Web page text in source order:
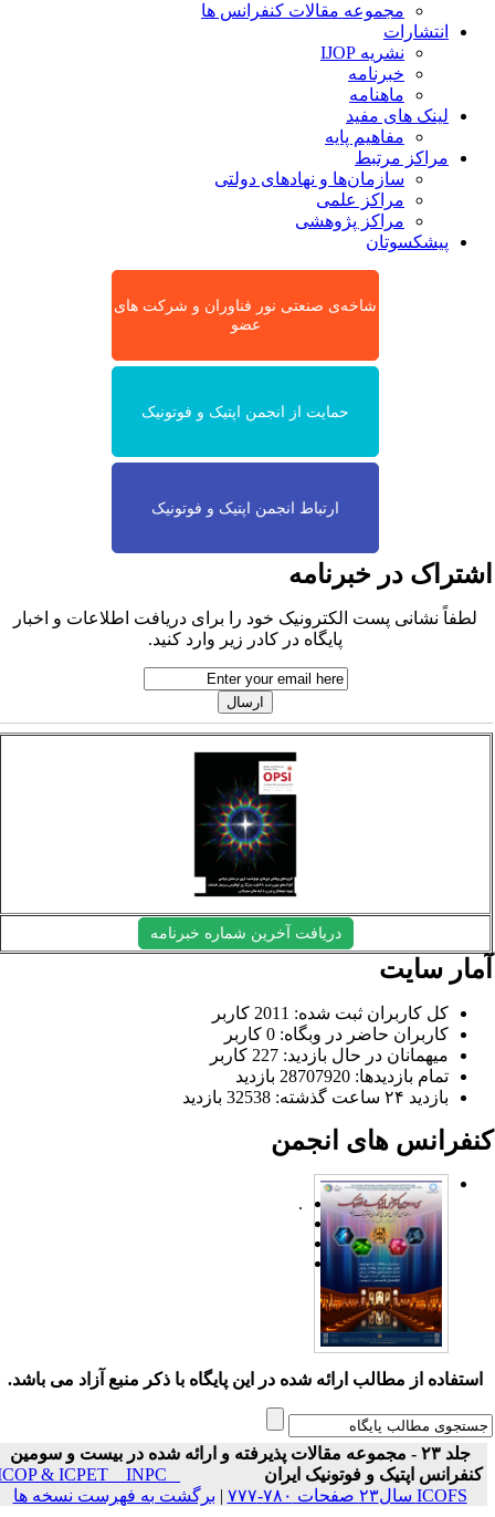
مجموعه مقالات کنفرانس ها
انتشارات
نشریه IJOP
خبرنامه
ماهنامه
لینک های مفید
مفاهیم پایه
مراکز مرتبط
سازمان‌ها و نهادهای دولتی
مراکز علمی
مراکز پژوهشی
پیشکسوتان
شاخه‌ی صنعتی نور فناوران و شرکت های
عضو
حمایت از انجمن اپتیک و فوتونیک
ارتباط انجمن اپتیک و فوتونیک
در خبرنامه
لطفاً نشانی پست الکترونیک خود را برای دریافت اطلاعات و اخبار
پایگاه در کادر زیر وارد کنید.
دریافت آخرین شماره خبرنامه
سایت
کل کاربران ثبت شده: 2011 کاربر
کاربران حاضر در وبگاه: 0 کاربر
میهمانان در حال بازدید: 227 کاربر
تمام بازدید‌ها: 28707920 بازدید
بازدید ۲۴ ساعت گذشته: 32538 بازدید
های انجمن
.
استفاده از مطالب ارائه شده در این پایگاه با ذکر منبع آزاد می باشد.
جلد ۲۳ - مجموعه مقالات پذیرفته و ارائه شده در بیست و سومین
کنفرانس اپتیک و فوتونیک ایران
ICOP & ICPET _ INPC _
ICOFS سال۲۳ صفحات ۷۸۰-۷۷۷
|برگشت به فهرست نسخه ها